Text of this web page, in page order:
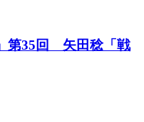
第35回 矢田稔「戦